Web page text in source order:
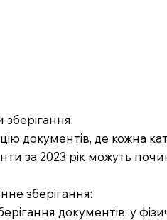
документів, де кожна
за 2023 рік можуть
зберігання:
документів: у